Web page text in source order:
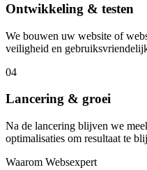
Ontwikkeling & testen
We bouwen uw website of
veiligheid en
04
Lancering & groei
Na de lancering blijven we
optimalisaties om resultaat te
Waarom Websexpert